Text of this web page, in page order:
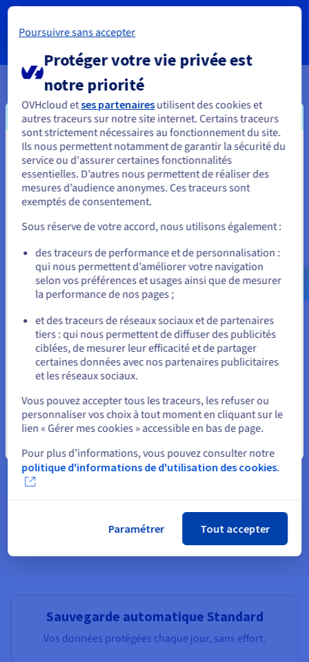
Vos données, hébergées où vous
en avez besoin
Nos VPS sont disponibles dans de nombreuses localisations
stratégiques à travers le monde, afin de garantir une faible
latence à vos projets.
Fonctionnalités non disponibles en Local Zone :
Monitoring, IP additionnelles, Répartiteur de charge, DB
managées.
Options compatibles avec nos
Sauvegarde automatique Standard
Vos données protégées chaque jour, sans effort.
Vous semblez être localisé en États-
Unis.
Pour commander, rendez-vous sur le site de votre pays (États-
Allez sur le site États-Unis
us.ovhcloud.com/vps Anglais USD - $
ou
Rester sur le site actuel
Sélectionner un autre site web
Poursuivre sans accepter
Protéger votre vie privée est
notre priorité
OVHcloud etses partenairesutilisent des cookies et
autres traceurs sur notre site internet. Certains traceurs
sont strictement nécessaires au fonctionnement du site.
Ils nous permettent notamment de garantir la sécurité du
service ou d'assurer certaines fonctionnalités
essentielles. D’autres nous permettent de réaliser des
mesures d’audience anonymes. Ces traceurs sont
exemptés de consentement.
Sous réserve de votre accord, nous utilisons également :
des traceurs de performance et de personnalisation :
qui nous permettent d’améliorer votre navigation
selon vos préférences et usages ainsi que de mesurer
la performance de nos pages ;
et des traceurs de réseaux sociaux et de partenaires
tiers : qui nous permettent de diffuser des publicités
ciblées, de mesurer leur efficacité et de partager
certaines données avec nos partenaires publicitaires
et les réseaux sociaux.
Vous pouvez accepter tous les traceurs, les refuser ou
personnaliser vos choix à tout moment en cliquant sur le
lien « Gérer mes cookies » accessible en bas de page.
Pour plus d’informations, vous pouvez consulter notre
politique d'informations de d'utilisation des cookies.
Paramétrer Tout accepter